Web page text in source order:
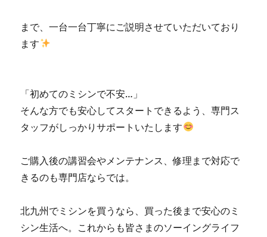
まで、一台一台丁寧にご説明させていただいており
ます
「初めてのミシンで不安…」
そんな方でも安心してスタートできるよう、専門ス
タッフがしっかりサポートいたします
ご購入後の講習会やメンテナンス、修理まで対応で
きるのも専門店ならでは。
北九州でミシンを買うなら、買った後まで安心のミ
シン生活へ。これからも皆さまのソーイングライフ